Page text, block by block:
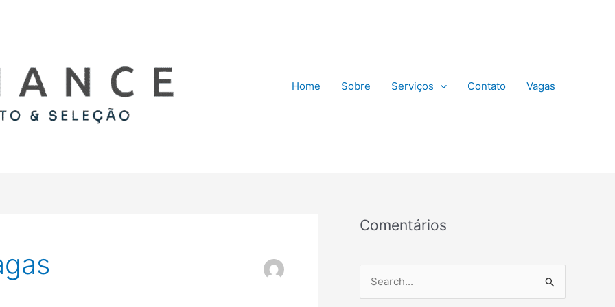
Home Sobre Serviços Contato Vagas
Comentários